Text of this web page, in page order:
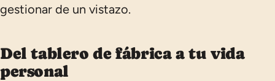
gestionar de un vistazo.
Del tablero de fábrica a tu vida
personal